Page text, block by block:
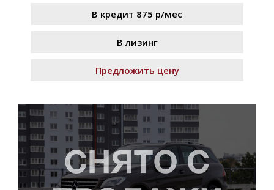
В кредит 875 р/мес
В лизинг
Предложить цену